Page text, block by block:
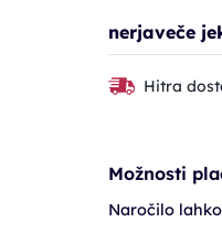
nerjaveče
Hitra
Možnosti
Naročilo